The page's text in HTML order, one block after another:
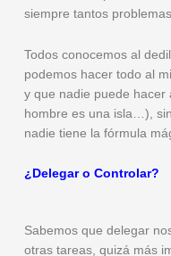
siempre tantos
Todos conocemos al
podemos hacer todo al
y que nadie puede hacer
hombre es una isla…),
nadie tiene la fórmula
¿Delegar o Controlar?
Sabemos que delegar
otras tareas, quizá más